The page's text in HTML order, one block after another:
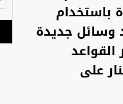
باستخدام
وسائل جديدة
على